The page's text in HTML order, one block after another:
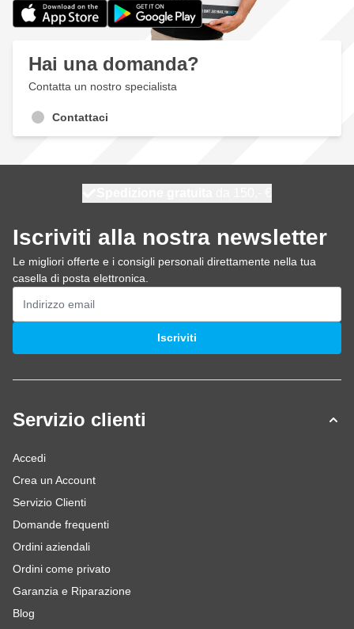
Hai una domanda?
Contatta un nostro specialista
Contattaci
Iscriviti alla nostra newsletter
Le migliori offerte e i consigli personali direttamente nella tua
casella di posta elettronica.
Indirizzo email
Iscriviti
Servizio clienti
Accedi
Crea un Account
Servizio Clienti
Domande frequenti
Ordini aziendali
Ordini come privato
Garanzia e Riparazione
Blog